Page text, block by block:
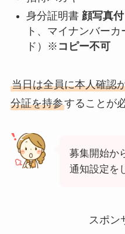
身分証明書 顔写真付
ト、マイナンバー
ド）※ コピー不可
当日は全員に本人確認
分証を持参することが
募集開始か
通知設定を
スポン